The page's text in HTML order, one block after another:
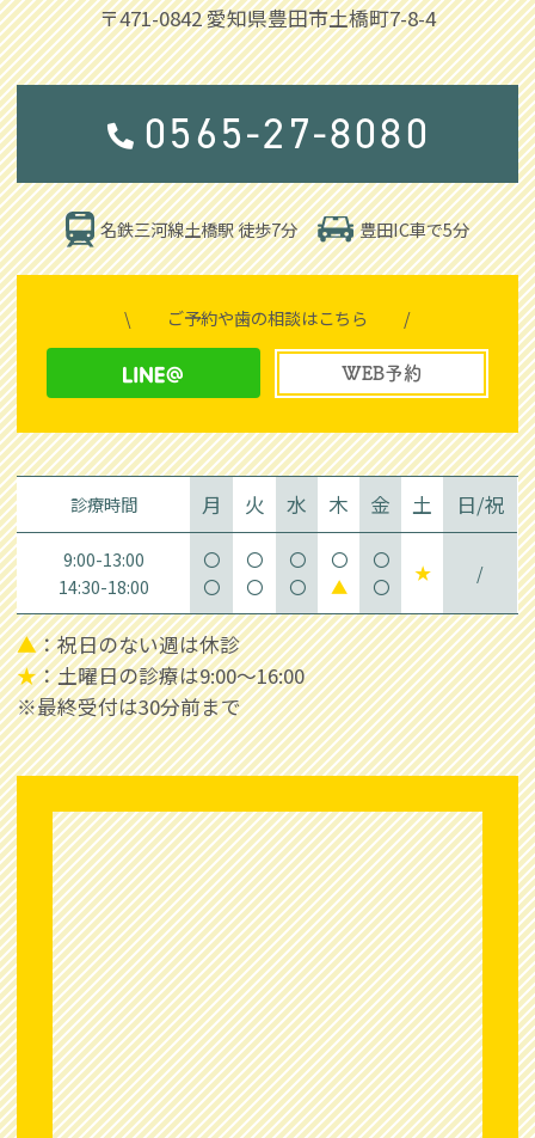
〒471-0842愛知県豊田市土橋町7-8-4
0565-27-8080
名鉄三河線土橋駅 徒歩7分 豊田IC車で5分
\ ご予約や歯の相談はこちら /
WEB予約
診療時間 月 火 水 木 金 土 日/祝
9:00-13:00 〇 〇 〇 〇 〇
★ /
14:30-18:00 〇 〇 〇 ▲ 〇
▲：祝日のない週は休診
★：土曜日の診療は9:00～16:00
※最終受付は30分前まで